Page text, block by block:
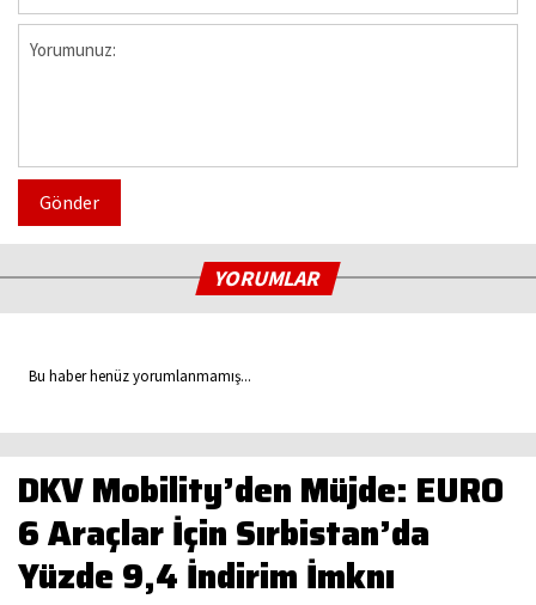
Gönder
YORUMLAR
Bu haber henüz yorumlanmamış...
DKV Mobility’den Müjde: EURO
6 Araçlar İçin Sırbistan’da
Yüzde 9,4 İndirim İmknı